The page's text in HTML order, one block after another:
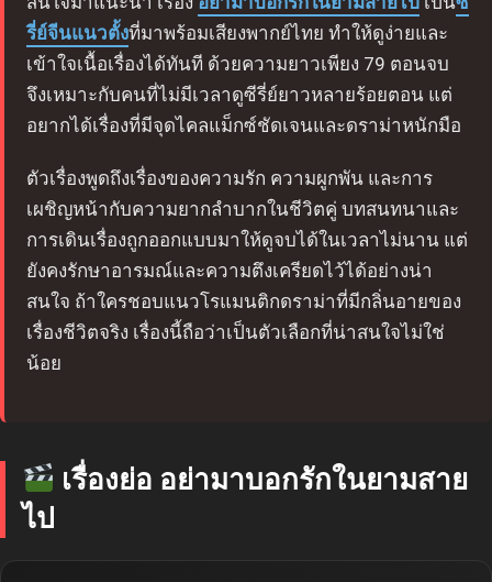
รี่ย์จีนแนวตั้งที่มาพร้อมเสียงพากย์ไทย ทำให้ดูง่ายและ
เข้าใจเนื้อเรื่องได้ทันที ด้วยความยาวเพียง 79 ตอนจบ
จึงเหมาะกับคนที่ไม่มีเวลาดูซีรี่ย์ยาวหลายร้อยตอน แต่
อยากได้เรื่องที่มีจุดไคลแม็กซ์ชัดเจนและดราม่าหนักมือ
ตัวเรื่องพูดถึงเรื่องของความรัก ความผูกพัน และการ
เผชิญหน้ากับความยากลำบากในชีวิตคู่ บทสนทนาและ
การเดินเรื่องถูกออกแบบมาให้ดูจบได้ในเวลาไม่นาน แต่
ยังคงรักษาอารมณ์และความตึงเครียดไว้ได้อย่างน่า
สนใจ ถ้าใครชอบแนวโรแมนติกดราม่าที่มีกลิ่นอายของ
เรื่องชีวิตจริง เรื่องนี้ถือว่าเป็นตัวเลือกที่น่าสนใจไม่ใช่
น้อย
เรื่องย่อ อย่ามาบอกรักในยามสาย
ไป